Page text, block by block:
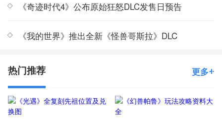
《奇迹时代4》公布原始狂怒DLC发售日预告
《我的世界》推出全新《怪兽哥斯拉》DLC
热门推荐 更多